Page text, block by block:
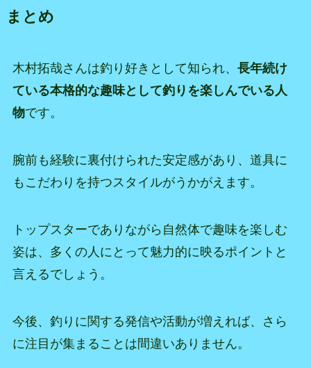
まとめ
木村拓哉さんは釣り好きとして知られ、 長年続け
ている本格的な趣味として釣りを楽しんでいる人
物です。
腕前も経験に裏付けられた安定感があり、道具に
もこだわりを持つスタイルがうかがえます。
トップスターでありながら自然体で趣味を楽しむ
姿は、多くの人にとって魅力的に映るポイントと
言えるでしょう。
今後、釣りに関する発信や活動が増えれば、さら
に注目が集まることは間違いありません。